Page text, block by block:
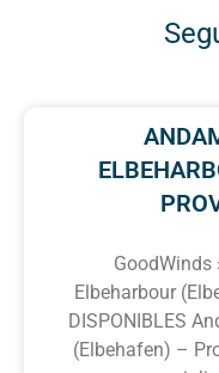
GoodWinds
Elbeharbour
DISPONIBLES
(Elbehafen) –